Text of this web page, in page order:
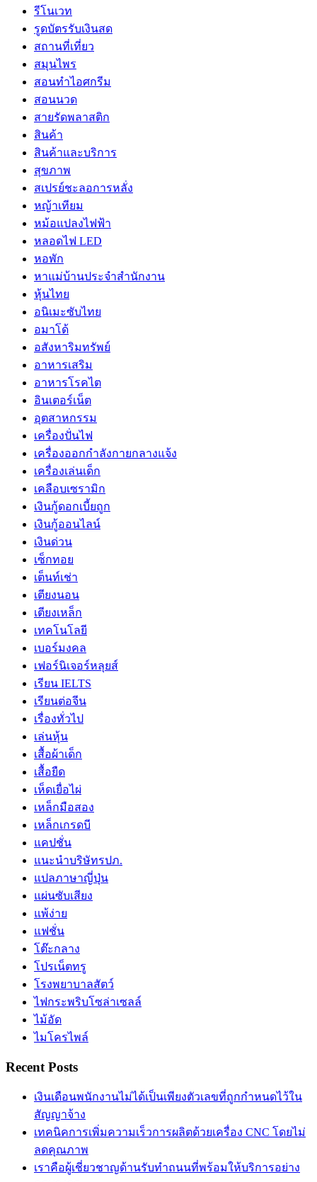
รีโนเวท
รูดบัตรรับเงินสด
สถานที่เที่ยว
สมุนไพร
สอนทำไอศกรีม
สอนนวด
สายรัดพลาสติก
สินค้า
สินค้าและบริการ
สุขภาพ
สเปรย์ชะลอการหลั่ง
หญ้าเทียม
หม้อแปลงไฟฟ้า
หลอดไฟ LED
หอพัก
หาแม่บ้านประจำสำนักงาน
หุ้นไทย
อนิเมะซับไทย
อมาโด้
อสังหาริมทรัพย์
อาหารเสริม
อาหารโรคไต
อินเตอร์เน็ต
อุตสาหกรรม
เครื่องปั่นไฟ
เครื่องออกกำลังกายกลางแจ้ง
เครื่องเล่นเด็ก
เคลือบเซรามิก
เงินกู้ดอกเบี้ยถูก
เงินกู้ออนไลน์
เงินด่วน
เซ็กทอย
เต็นท์เช่า
เตียงนอน
เตียงเหล็ก
เทคโนโลยี
เบอร์มงคล
เฟอร์นิเจอร์หลุยส์
เรียน IELTS
เรียนต่อจีน
เรื่องทั่วไป
เล่นหุ้น
เสื้อผ้าเด็ก
เสื้อยืด
เห็ดเยื่อไผ่
เหล็กมือสอง
เหล็กเกรดบี
แคปชั่น
แนะนำบริษัทรปภ.
แปลภาษาญี่ปุ่น
แผ่นซับเสียง
แพ้ง่าย
แฟชั่น
โต๊ะกลาง
โปรเน็ตทรู
โรงพยาบาลสัตว์
ไฟกระพริบโซล่าเซลล์
ไม้อัด
ไมโครไพล์
Recent Posts
เงินเดือนพนักงานไม่ได้เป็นเพียงตัวเลขที่ถูกกำหนดไว้ใน
สัญญาจ้าง
เทคนิคการเพิ่มความเร็วการผลิตด้วยเครื่อง CNC โดยไม่
ลดคุณภาพ
เราคือผู้เชี่ยวชาญด้านรับทำถนนที่พร้อมให้บริการอย่าง